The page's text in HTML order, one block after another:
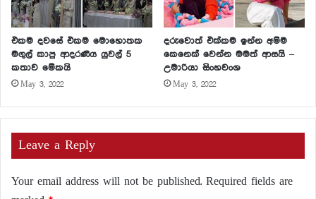
එකම දවසේ එකම මොහොතක
මගුල් කාපු ආදරණීය යුවල් 5
කතාව මේකයි
May 3, 2022
දරුවොත් එක්කම ඉන්න අම්ම
කෙනෙක් වෙන්න මමත් ආසයි –
උමාරියා සිංහවංශ
May 3, 2022
Leave a Reply
Your email address will not be published. Required fields are